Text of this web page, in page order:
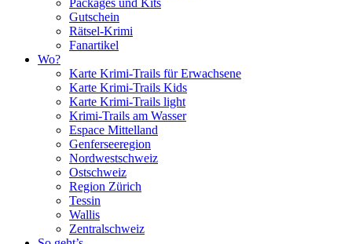
Packages und Kits
Gutschein
Rätsel-Krimi
Fanartikel
Wo?
Karte Krimi-Trails für Erwachsene
Karte Krimi-Trails Kids
Karte Krimi-Trails light
Krimi-Trails am Wasser
Espace Mittelland
Genferseeregion
Nordwestschweiz
Ostschweiz
Region Zürich
Tessin
Wallis
Zentralschweiz